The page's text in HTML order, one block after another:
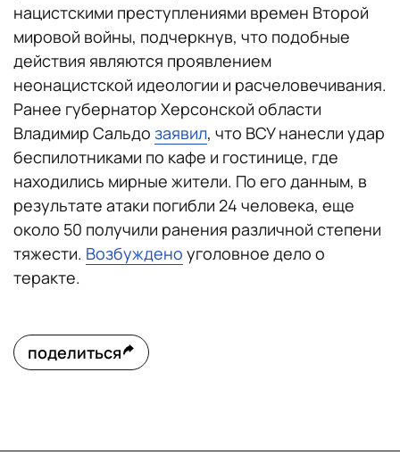
нацистскими преступлениями времен Второй
мировой войны, подчеркнув, что подобные
действия являются проявлением
неонацистской идеологии и расчеловечивания.
Ранее губернатор Херсонской области
Владимир Сальдо заявил, что ВСУ нанесли удар
беспилотниками по кафе и гостинице, где
находились мирные жители. По его данным, в
результате атаки погибли 24 человека, еще
около 50 получили ранения различной степени
тяжести. Возбуждено уголовное дело о
теракте.
поделиться